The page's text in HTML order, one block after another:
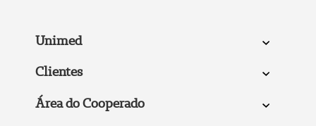
Unimed
Clientes
Área do Cooperado